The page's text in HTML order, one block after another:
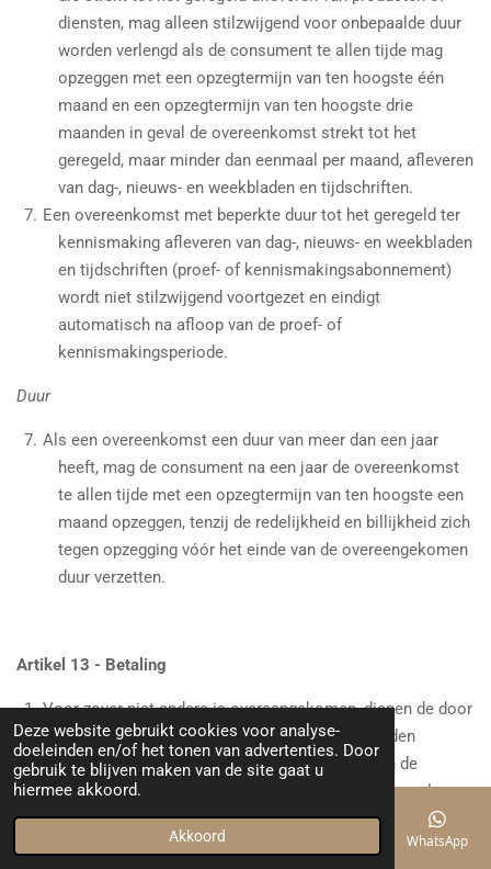
Deze website gebruikt cookies voor analyse-
doeleinden en/of het tonen van advertenties. Door
gebruik te blijven maken van de site gaat u
hiermee akkoord.
Akkoord
diensten, mag alleen stilzwijgend voor onbepaalde duur
worden verlengd als de consument te allen tijde mag
opzeggen met een opzegtermijn van ten hoogste één
maand en een opzegtermijn van ten hoogste drie
maanden in geval de overeenkomst strekt tot het
geregeld, maar minder dan eenmaal per maand, afleveren
van dag-, nieuws- en weekbladen en tijdschriften.
Een overeenkomst met beperkte duur tot het geregeld ter
kennismaking afleveren van dag-, nieuws- en weekbladen
en tijdschriften (proef- of kennismakingsabonnement)
wordt niet stilzwijgend voortgezet en eindigt
automatisch na afloop van de proef- of
kennismakingsperiode.
Duur
Als een overeenkomst een duur van meer dan een jaar
heeft, mag de consument na een jaar de overeenkomst
te allen tijde met een opzegtermijn van ten hoogste een
maand opzeggen, tenzij de redelijkheid en billijkheid zich
tegen opzegging vóór het einde van de overeengekomen
duur verzetten.
Artikel 13 - Betaling
Voor zover niet anders is overeengekomen, dienen de door
de consument verschuldigde bedragen te worden
voldaan binnen 7 werkdagen na het ingaan van de
bedenktermijn als bedoeld in artikel 6 lid 1. In geval van
een overeenkomst tot het verlenen van een dienst, vangt
deze termijn aan nadat de consument de bevestiging van
Telefoonnummer WhatsApp